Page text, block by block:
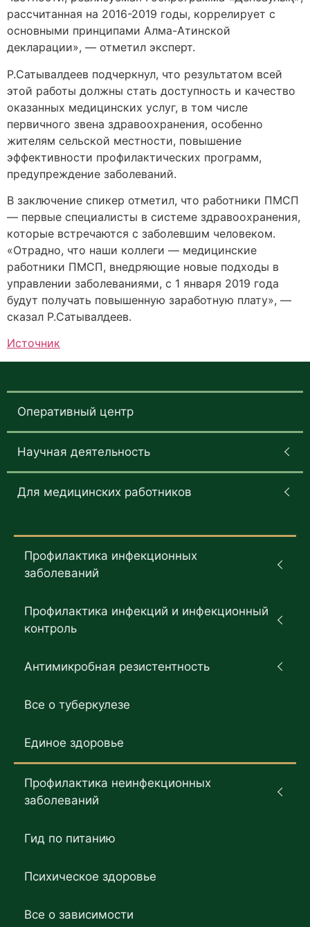
рассчитанная на 2016-2019 годы, коррелирует с
основными принципами Алма-Атинской
декларации», — отметил эксперт.
Р.Сатывалдеев подчеркнул, что результатом всей
этой работы должны стать доступность и качество
оказанных медицинских услуг, в том числе
первичного звена здравоохранения, особенно
жителям сельской местности, повышение
эффективности профилактических программ,
предупреждение заболеваний.
В заключение спикер отметил, что работники ПМСП
— первые специалисты в системе здравоохранения,
которые встречаются с заболевшим человеком.
«Отрадно, что наши коллеги — медицинские
работники ПМСП, внедряющие новые подходы в
управлении заболеваниями, с 1 января 2019 года
будут получать повышенную заработную плату», —
сказал Р.Сатывалдеев.
Источник
Оперативный центр
Научная деятельность
Для медицинских работников
Профилактика инфекционных
заболеваний
Профилактика инфекций и инфекционный
контроль
Антимикробная резистентность
Все о туберкулезе
Единое здоровье
Профилактика неинфекционных
заболеваний
Гид по питанию
Психическое здоровье
Все о зависимости